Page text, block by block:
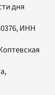
дня
ИНН
,